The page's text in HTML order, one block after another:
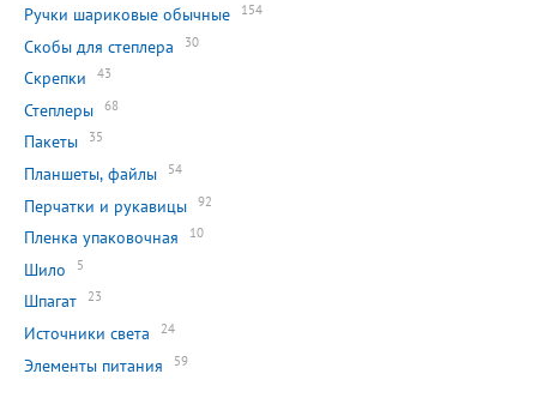
Ручки шариковые обычные 154
Скобы для степлера 30
Скрепки 43
Степлеры 68
Пакеты 35
Планшеты, файлы 54
Перчатки и рукавицы 92
Пленка упаковочная 10
Шило 5
Шпагат 23
Источники света 24
Элементы питания 59